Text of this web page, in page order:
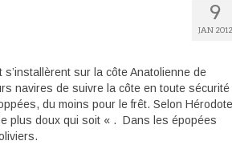
9
JAN 2012
sur la côte Anatolienne de
navires de suivre la côte en toute sécurité
du moins pour le frêt. Selon Hérodote
plus doux qui soit « . Dans les épopées